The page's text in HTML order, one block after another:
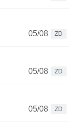
05/08
ZD
05/08
ZD
05/08
ZD